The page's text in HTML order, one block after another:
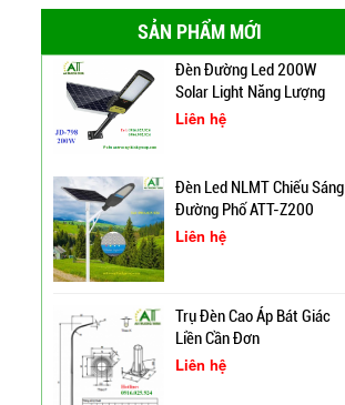
SẢN PHẨM MỚI
Đèn Đường Led 200W
Solar Light Năng Lượng
Mặt Trời ATT NLMT 300W
Liên hệ
Đèn Led NLMT Chiếu Sáng
Đường Phố ATT-Z200
Liên hệ
Trụ Đèn Cao Áp Bát Giác
Liền Cần Đơn
Liên hệ